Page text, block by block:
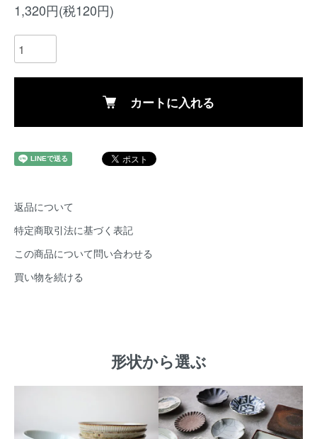
1,320円(税120円)
カートに入れる
返品について
特定商取引法に基づく表記
この商品について問い合わせる
買い物を続ける
形状から選ぶ